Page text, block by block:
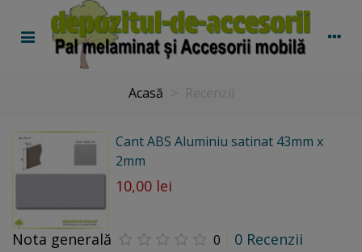
Acasă
Cant ABS Aluminiu satinat 43mm x
2mm
10,00 lei
Nota generală 0 0 Recenzii